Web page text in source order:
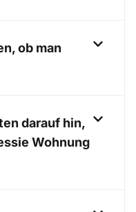
ob man
darauf hin,
Wohnung